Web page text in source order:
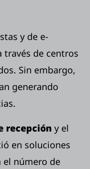
y de e-
través de centros
Sin embargo,
generando
recepción y el
en soluciones
el número de